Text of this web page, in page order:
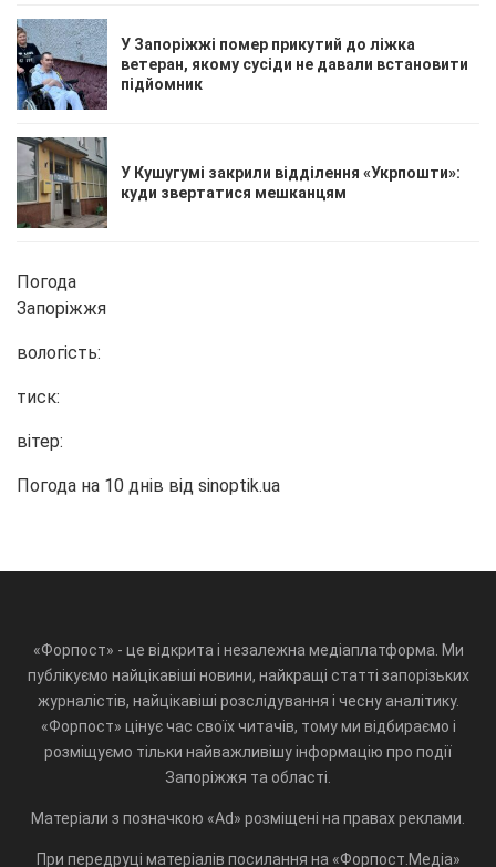
У Запоріжжі помер прикутий до ліжка
ветеран, якому сусіди не давали встановити
підйомник
У Кушугумі закрили відділення «Укрпошти»:
куди звертатися мешканцям
Погода
Запоріжжя
вологість:
тиск:
вітер:
Погода на 10 днів від sinoptik.ua
«Форпост» - це відкрита і незалежна медіаплатформа. Ми
публікуємо найцікавіші новини, найкращі статті запорізьких
журналістів, найцікавіші розслідування і чесну аналітику.
«Форпост» цінує час своїх читачів, тому ми відбираємо і
розміщуємо тільки найважливішу інформацію про події
Запоріжжя та області.
Матеріали з позначкою «Ad» розміщені на правах реклами.
При передруці матеріалів посилання на «Форпост.Медіа»